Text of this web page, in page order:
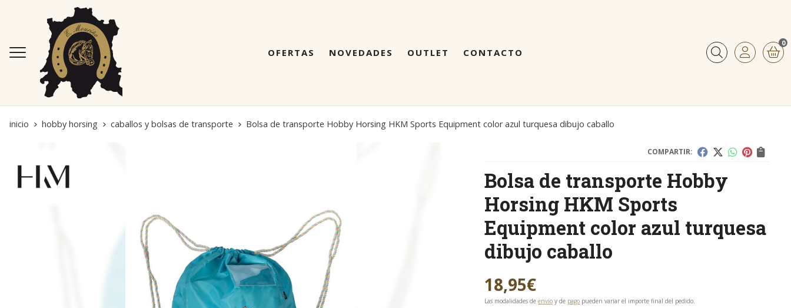
OFERTAS NOVEDADES OUTLET CONTACTO Buscar
0
inicio hobby horsing caballos y bolsas de transporte Bolsa de transporte Hobby Horsing HKM Sports Equipment color azul turquesa dibujo caballo
COMPARTIR:
Bolsa de transporte Hobby
Horsing HKM Sports
Equipment color azul turquesa
dibujo caballo
18,95€
Las modalidades deenvío y de pago pueden variar el importe final del pedido.